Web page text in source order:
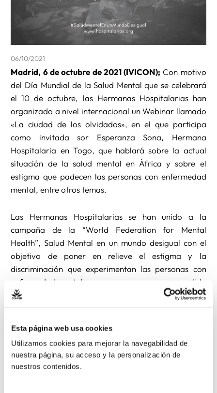
Esta página web usa cookies
Utilizamos cookies para mejorar la navegabilidad de
nuestra página, su acceso y la personalización de
nuestros contenidos.
06/10/2021
Madrid, 6 de octubre de 2021 (IVICON); Con motivo
del Día Mundial de la Salud Mental que se celebrará
el 10 de octubre, las Hermanas Hospitalarias han
organizado a nivel internacional un Webinar llamado
«La ciudad de los olvidados», en el que participa
como invitada sor Esperanza Sona, Hermana
Hospitalaria en Togo, que hablará sobre la actual
situación de la salud mental en África y sobre el
estigma que padecen las personas con enfermedad
mental, entre otros temas.
Las Hermanas Hospitalarias se han unido a la
campaña de la “World Federation for Mental
Health”, Salud Mental en un mundo desigual con el
objetivo de poner en relieve el estigma y la
discriminación que experimentan las personas con
enfermedad mental y que, en mayor o menor medida
dependiendo de cada realidad, repercuten en sus
La desigualdad, sea del tipo que sea: social,
económica, de género… nos afecta a todos y están en